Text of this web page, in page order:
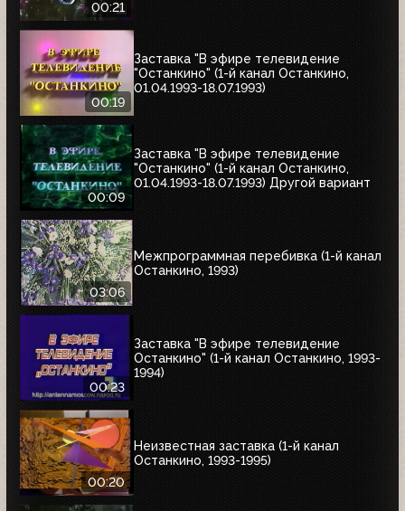
00:21
00:19
Заставка "В эфире телевидение
"Останкино" (1-й канал Останкино,
01.04.1993-18.07.1993)
00:09
Заставка "В эфире телевидение
"Останкино" (1-й канал Останкино,
01.04.1993-18.07.1993) Другой вариант
03:06
Межпрограммная перебивка (1-й канал
Останкино, 1993)
00:23
Заставка "В эфире телевидение
Останкино" (1-й канал Останкино, 1993-
1994)
00:20
Неизвестная заставка (1-й канал
Останкино, 1993-1995)